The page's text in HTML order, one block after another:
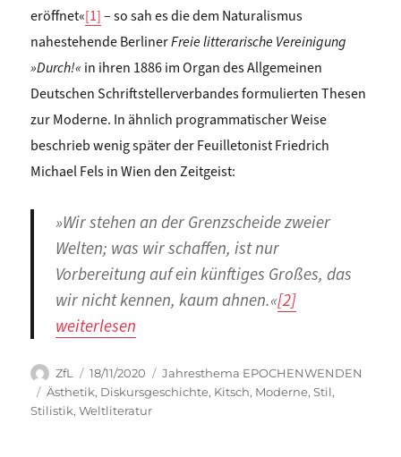
eröffnet«[1]– so sah es die dem Naturalismus
nahestehende BerlinerFreie litterarische Vereinigung
»Durch!«in ihren 1886 im Organ des Allgemeinen
Deutschen Schriftstellerverbandes formulierten Thesen
zur Moderne. In ähnlich programmatischer Weise
beschrieb wenig später der Feuilletonist Friedrich
Michael Fels in Wien den Zeitgeist:
»Wir stehen an der Grenzscheide zweier
Welten; was wir schaffen, ist nur
Vorbereitung auf ein künftiges Großes, das
wir nicht kennen, kaum ahnen.«[2]
„Pola Groß: SEHNSUCHT NACH STIL (um 1900)“
weiterlesen
Autor
ZfL
Veröffentlicht
am
18/11/2020 Kategorien
Jahresthema EPOCHENWENDEN
Schlagwörter
Ästhetik, Diskursgeschichte, Kitsch, Moderne,Stil,
Stilistik,Weltliteratur